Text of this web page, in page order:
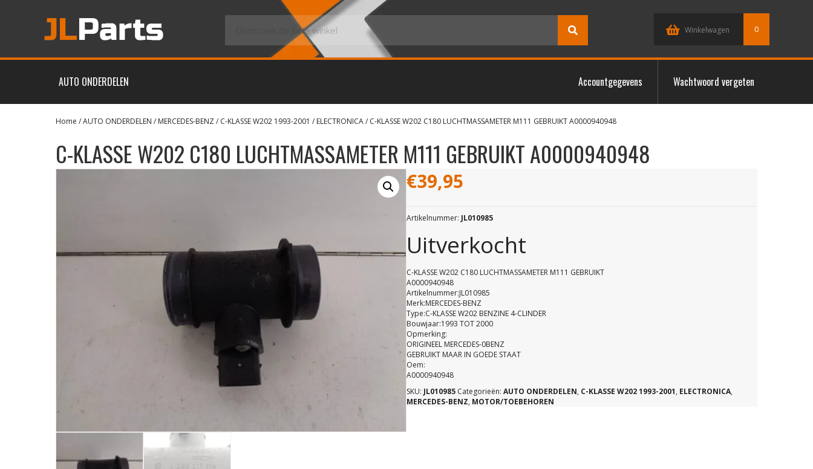
Winkelwagen 0
AUTO ONDERDELEN Accountgegevens Wachtwoord vergeten
Home /AUTO ONDERDELEN / MERCEDES-BENZ/ C-KLASSE W202 1993-2001 / ELECTRONICA/ C-KLASSE W202 C180 LUCHTMASSAMETER M111 GEBRUIKT A0000940948
C-KLASSE W202 C180 LUCHTMASSAMETER M111 GEBRUIKT A0000940948
€39,95
Artikelnummer: JL010985
Uitverkocht
C-KLASSE W202 C180 LUCHTMASSAMETER M111 GEBRUIKT
A0000940948
Artikelnummer:JL010985
Merk:MERCEDES-BENZ
Type:C-KLASSE W202 BENZINE 4-CLINDER
Bouwjaar:1993 TOT 2000
Opmerking:
ORIGINEEL MERCEDES-0BENZ
GEBRUIKT MAAR IN GOEDE STAAT
Oem:
A0000940948
SKU: JL010985 Categorieën: AUTO ONDERDELEN, C-KLASSE W202 1993-2001, ELECTRONICA,
MERCEDES-BENZ, MOTOR/TOEBEHOREN